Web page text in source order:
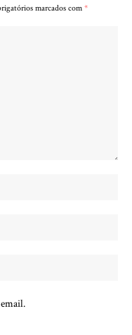
marcados com*